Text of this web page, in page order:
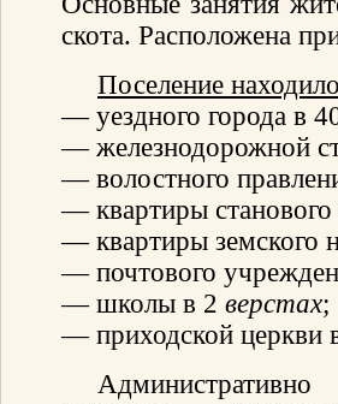
скота. Расположена
Поселение
— уездного города в
— железнодорожной
— волостного
— квартиры станового
— квартиры земского
— почтового
— школы в 2 верстах;
— приходской церкви